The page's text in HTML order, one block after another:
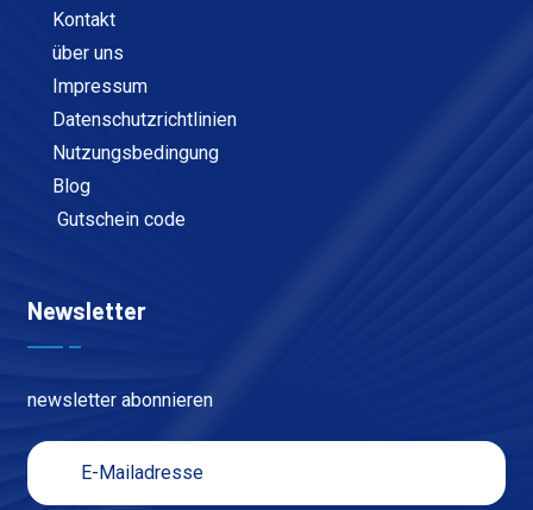
Kontakt
über uns
Impressum
Datenschutzrichtlinien
Nutzungsbedingung
Blog
Gutschein code
Newsletter
newsletter abonnieren